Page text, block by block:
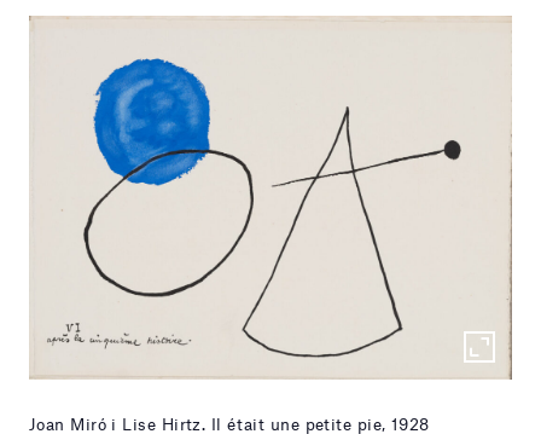
Joan Miró i Lise Hirtz. Il était une petite pie, 1928